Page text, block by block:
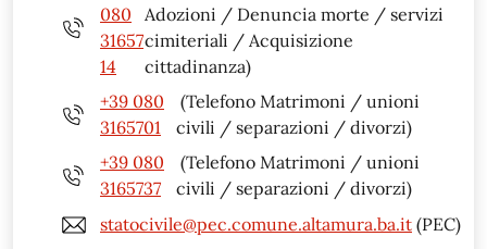
080
31657
14
Adozioni / Denuncia morte / servizi
cimiteriali / Acquisizione
cittadinanza)
+39 080
3165701
(Telefono Matrimoni / unioni
civili / separazioni / divorzi)
+39 080
3165737
(Telefono Matrimoni / unioni
civili / separazioni / divorzi)
statocivile@pec.comune.altamura.ba.it (PEC)